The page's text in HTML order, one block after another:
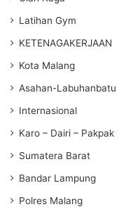
Latihan Gym
KETENAGAKERJAAN
Kota Malang
Asahan-Labuhanbatu
Internasional
Karo – Dairi – Pakpak
Sumatera Barat
Bandar Lampung
Polres Malang